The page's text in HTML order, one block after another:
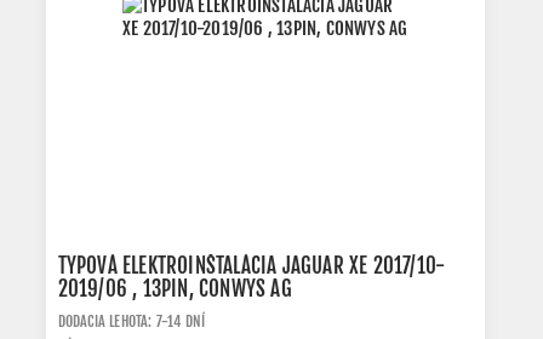
TYPOVÁ ELEKTROINŠTALÁCIA JAGUAR XE 2017/10-
2019/06 , 13PIN, CONWYS AG
DODACIA LEHOTA: 7-14 DNÍ